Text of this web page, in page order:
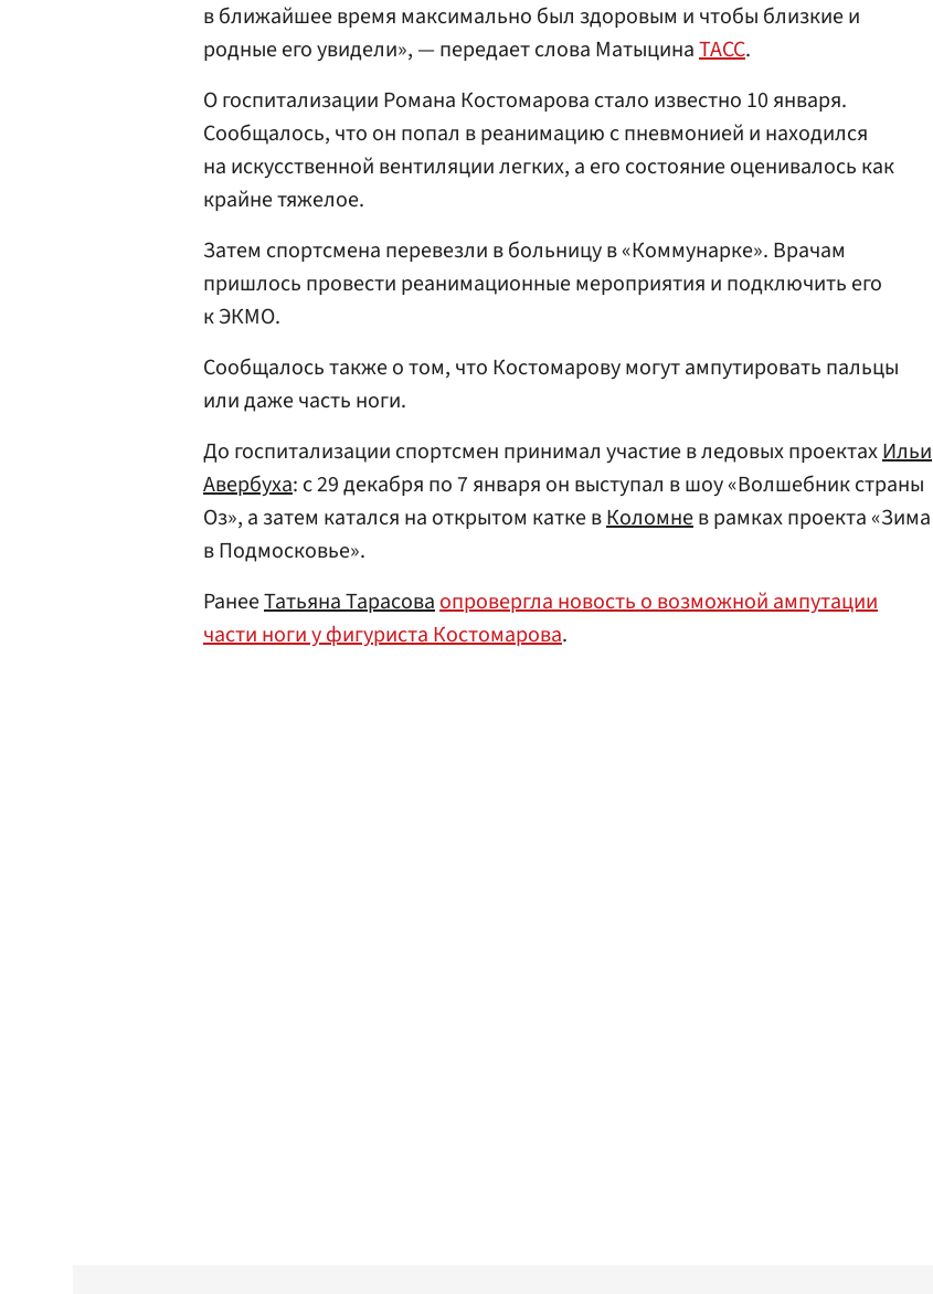
в ближайшее время максимально был здоровым и чтобы близкие и
родные его увидели», — передает слова МатыцинаТАСС.
О госпитализации Романа Костомарова стало известно 10 января.
Сообщалось, что он попал в реанимацию с пневмонией и находился
на искусственной вентиляции легких, а его состояние оценивалось как
крайне тяжелое.
Затем спортсмена перевезли в больницу в «Коммунарке». Врачам
пришлось провести реанимационные мероприятия и подключить его
к ЭКМО.
Сообщалось также о том, что Костомарову могут ампутировать пальцы
или даже часть ноги.
До госпитализации спортсмен принимал участие в ледовых проектахИльи
Авербуха: с 29 декабря по 7 января он выступал в шоу «Волшебник страны
Оз», а затем катался на открытом катке вКоломнев рамках проекта «Зима
в Подмосковье».
РанееТатьяна Тарасоваопровергла новость о возможной ампутации
части ноги у фигуриста Костомарова.